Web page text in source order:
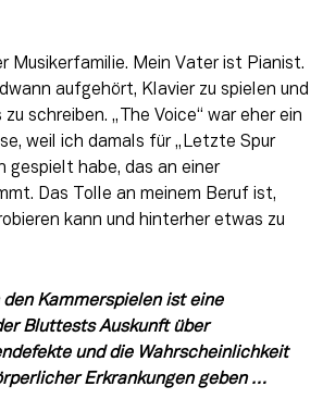
Musikerfamilie. Mein Vater ist Pianist.
aufgehört, Klavier zu spielen und
schreiben. „The Voice“ war eher ein
weil ich damals für „Letzte Spur
gespielt habe, das an einer
Das Tolle an meinem Beruf ist,
kann und hinterher etwas zu
den Kammerspielen ist eine
Bluttests Auskunft über
und die Wahrscheinlichkeit
Erkrankungen geben …